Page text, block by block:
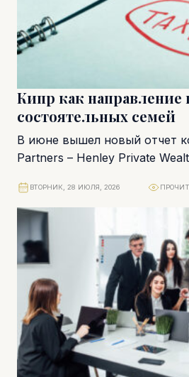
Кипр как направление
состоятельных семей
В июне вышел новый отчет
Partners – Henley Private
ВТОРНИК, 28 ИЮЛЯ, 2026